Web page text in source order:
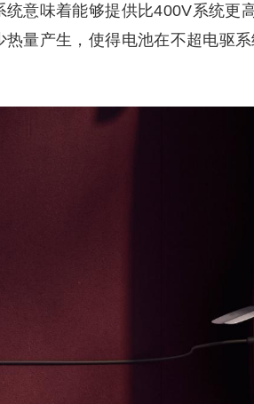
意味着能够提供比400V系统更
量产生，使得电池在不超电驱